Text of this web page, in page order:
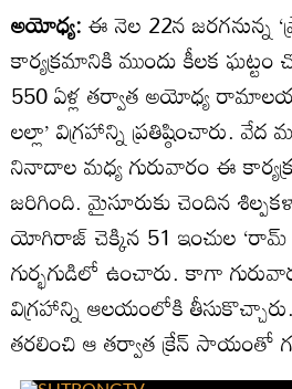
అయోధ్య:ఈ నెల 22న జరగనున్న
కార్యక్రమానికి ముందు కీలక ఘట్టం
550 ఏళ్ల తర్వాత అయోధ్య
లల్లా’ విగ్రహాన్ని ప్రతిష్ఠించారు.
నినాదాల మధ్య గురువారం ఈ
జరిగింది. మైసూరుకు చెందిన
యోగిరాజ్ చెక్కిన 51 ఇంచుల ‘రామ్
గుర్భగుడిలో ఉంచారు. కాగా
విగ్రహాన్ని ఆలయంలోకి
తరలించి ఆ తర్వాత క్రేన్ సాయంతో